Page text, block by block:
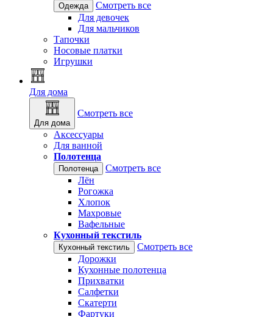
Одежда
Смотреть все
Для девочек
Для мальчиков
Тапочки
Носовые платки
Игрушки
Для дома
Для дома
Смотреть все
Аксессуары
Для ванной
Полотенца
Полотенца
Смотреть все
Лён
Рогожка
Хлопок
Махровые
Вафельные
Кухонный текстиль
Кухонный текстиль
Смотреть все
Дорожки
Кухонные полотенца
Прихватки
Салфетки
Скатерти
Фартуки